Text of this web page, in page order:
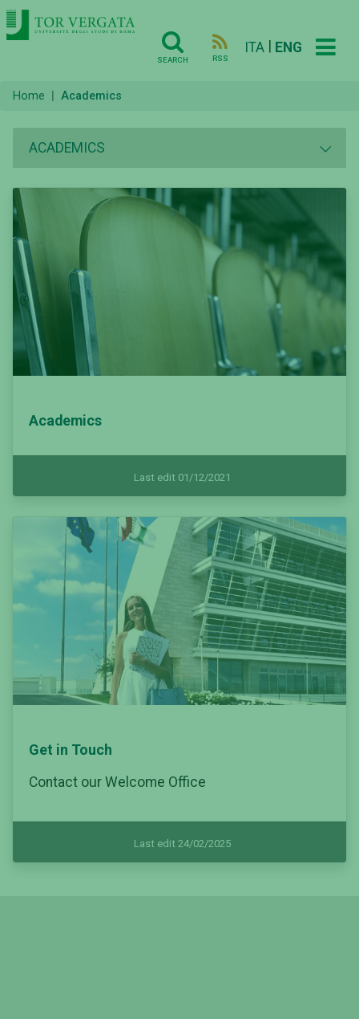
SEARCH RSS
ITA ENG
Home Academics
ACADEMICS
Academics
Last edit 01/12/2021
Get in Touch
Contact our Welcome Office
Last edit 24/02/2025